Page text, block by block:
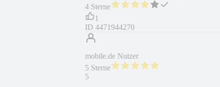
4 Sterne
1
ID 4471944270
mobile.de Nutzer
5 Sterne
5